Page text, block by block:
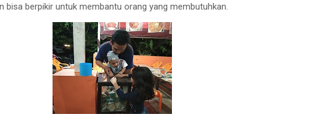
bisa berpikir untuk membantu orang yang membutuhkan.